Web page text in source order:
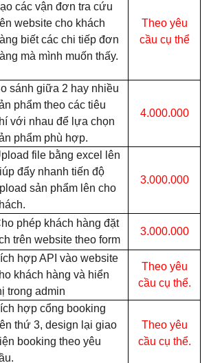
các vận đơn tra cứu
website cho khách
biết các chi tiếp đơn
mà mình muốn thấy.
Theo yêu
cầu cụ thể
sánh giữa 2 hay nhiều
phẩm theo các tiêu
với nhau để lựa chọn
phẩm phù hợp.
4.000.000
file bằng excel lên
đẩy nhanh tiến độ
sản phẩm lên cho
3.000.000
phép khách hàng đặt
trên website theo form
3.000.000
hợp API vào website
khách hàng và hiển
trong admin
Theo yêu
cầu cụ thể.
hợp cổng booking
thứ 3, design lại giao
booking theo yêu
Theo yêu
cầu cụ thể.